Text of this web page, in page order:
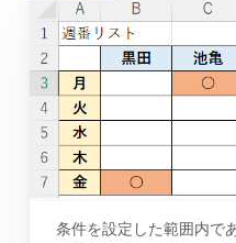
条件を設定した範囲内で